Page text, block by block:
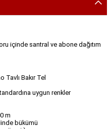
içinde santral ve abone dağıtım
Tavlı Bakır Tel
uygun renkler
m
bükümü